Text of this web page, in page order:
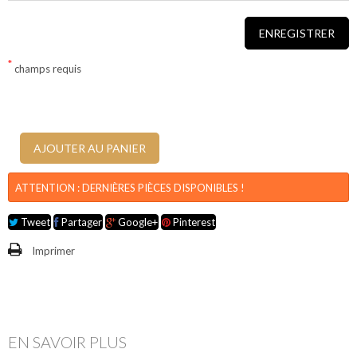
ENREGISTRER
Enregistrement
*champs requis
AJOUTER AU PANIER
ATTENTION : DERNIÈRES PIÈCES DISPONIBLES !
Tweet Partager Google+ Pinterest
Imprimer
EN SAVOIR PLUS